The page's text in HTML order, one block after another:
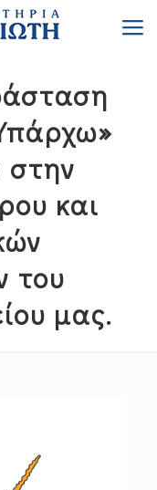
και
του
μας.